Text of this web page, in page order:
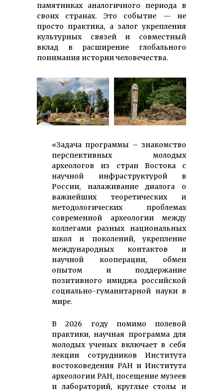
памятниках аналогичного периода в
своих странах. Это событие — не
просто практика, а залог укрепления
культурных связей и совместный
вклад в расширение глобального
понимания истории человечества.
«Задача программы – знакомство
перспективных молодых
археологов из стран Востока с
научной инфраструктурой в
России, налаживание диалога о
важнейших теоретических и
методологических проблемах
современной археологии между
коллегами разных национальных
школ и поколений, укрепление
международных контактов и
научной кооперации, обмен
опытом и поддержание
позитивного имиджа российской
социально-гуманитарной науки в
мире.
В 2026 году помимо полевой
практики, научная программа для
молодых ученых включает в себя
лекции сотрудников Института
востоковедения РАН и Института
археологии РАН, посещение музеев
и лабораторий, круглые столы и